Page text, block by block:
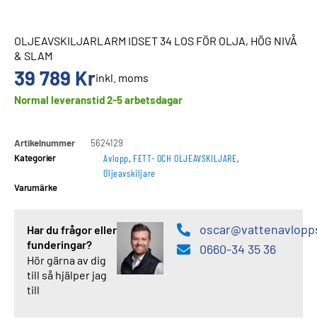
OLJEAVSKILJARLARM IDSET 34 LOS FÖR OLJA, HÖG NIVÅ
& SLAM
39 789 Krinkl. moms
Normal leveranstid 2-5 arbetsdagar
Artikelnummer
5624129
Kategorier
Avlopp, FETT- OCH OLJEAVSKILJARE,
Oljeavskiljare
Varumärke
Har du frågor eller
funderingar?
Hör gärna av dig
till så hjälper jag
till
0660-34 35 36